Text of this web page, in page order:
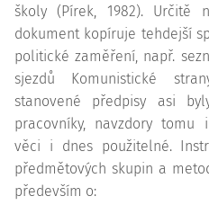
školy (Pírek, 1982). Určitě
dokument kopíruje tehdejší
politické zaměření, např.
sjezdů Komunistické
stanovené předpisy asi
pracovníky, navzdory tomu
věci i dnes použitelné.
předmětových skupin a
především o: